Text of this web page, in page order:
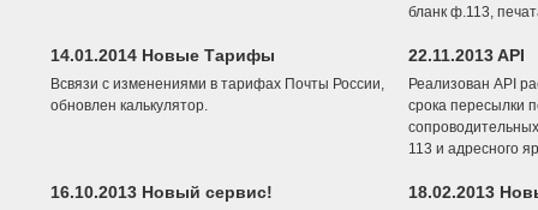
бланк ф.113,
14.01.2014 Новые Тарифы
Всвязи с изменениями в тарифах Почты России,
обновлен калькулятор.
22.11.2013 API
Реализован API
срока пересылки
113 и адресного
16.10.2013 Новый сервис! 18.02.2013